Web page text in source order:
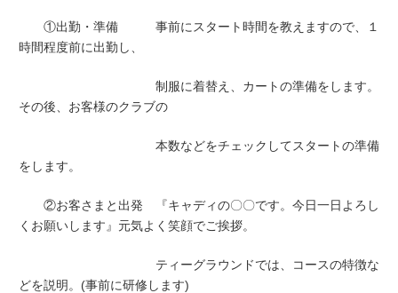
①出勤・準備 事前にスタート時間を教えますので、１
時間程度前に出勤し、
制服に着替え、カートの準備をします。
その後、お客様のクラブの
本数などをチェックしてスタートの準備
をします。
②お客さまと出発 『キャディの〇〇です。今日一日よろし
くお願いします』元気よく笑顔でご挨拶。
ティーグラウンドでは、コースの特徴な
どを説明。(事前に研修します)